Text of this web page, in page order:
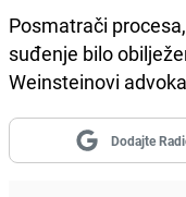
Posmatrači
suđenje bilo
Weinsteinovi
Dodajte